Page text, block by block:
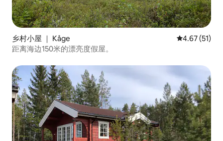
乡村小屋 ｜ Kåge 平均评分
4.67 (51)
距离海边150米的漂亮度假屋。